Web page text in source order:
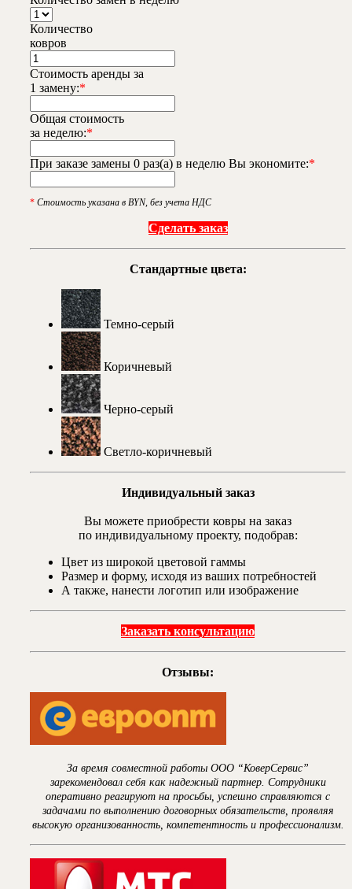
Количество
ковров
Стоимость аренды за
1 замену:*
Общая стоимость
за неделю:*
При заказе замены 0 раз(а) в неделю Вы экономите:*
* Стоимость указана в BYN, без учета НДС
Сделать заказ
Стандартные цвета:
Темно-серый
Коричневый
Черно-серый
Светло-коричневый
Индивидуальный заказ
Вы можете приобрести ковры на заказ
по индивидуальному проекту, подобрав:
Цвет из широкой цветовой гаммы
Размер и форму, исходя из ваших потребностей
А также, нанести логотип или изображение
Заказать консультацию
Отзывы:
За время совместной работы ООО “КоверСервис”
зарекомендовал себя как надежный партнер. Сотрудники
оперативно реагируют на просьбы, успешно справляются с
задачами по выполнению договорных обязательств, проявляя
высокую организованность, компетентность и профессионализм.